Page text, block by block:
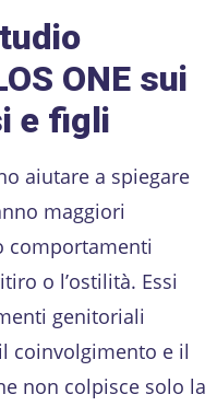
ONE sui
e figli
aiutare a spiegare
maggiori
comportamenti
o l’ostilità. Essi
genitoriali
coinvolgimento e il
non colpisce solo la